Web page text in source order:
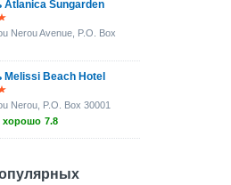
Atlanica Sungarden
Nerou Avenue, P.O. Box
Melissi Beach Hotel
Nerou, P.O. Box 30001
хорошо 7.8